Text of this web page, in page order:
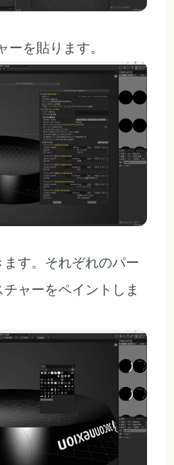
を貼ります。
す。それぞれのパー
ャーをペイントしま